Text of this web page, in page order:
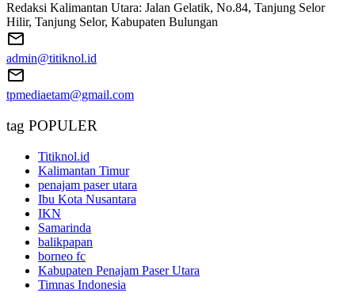
Redaksi Kalimantan Utara: Jalan Gelatik, No.84, Tanjung Selor
Hilir, Tanjung Selor, Kabupaten Bulungan
admin@titiknol.id
tpmediaetam@gmail.com
tag POPULER
Titiknol.id
Kalimantan Timur
penajam paser utara
Ibu Kota Nusantara
IKN
Samarinda
balikpapan
borneo fc
Kabupaten Penajam Paser Utara
Timnas Indonesia